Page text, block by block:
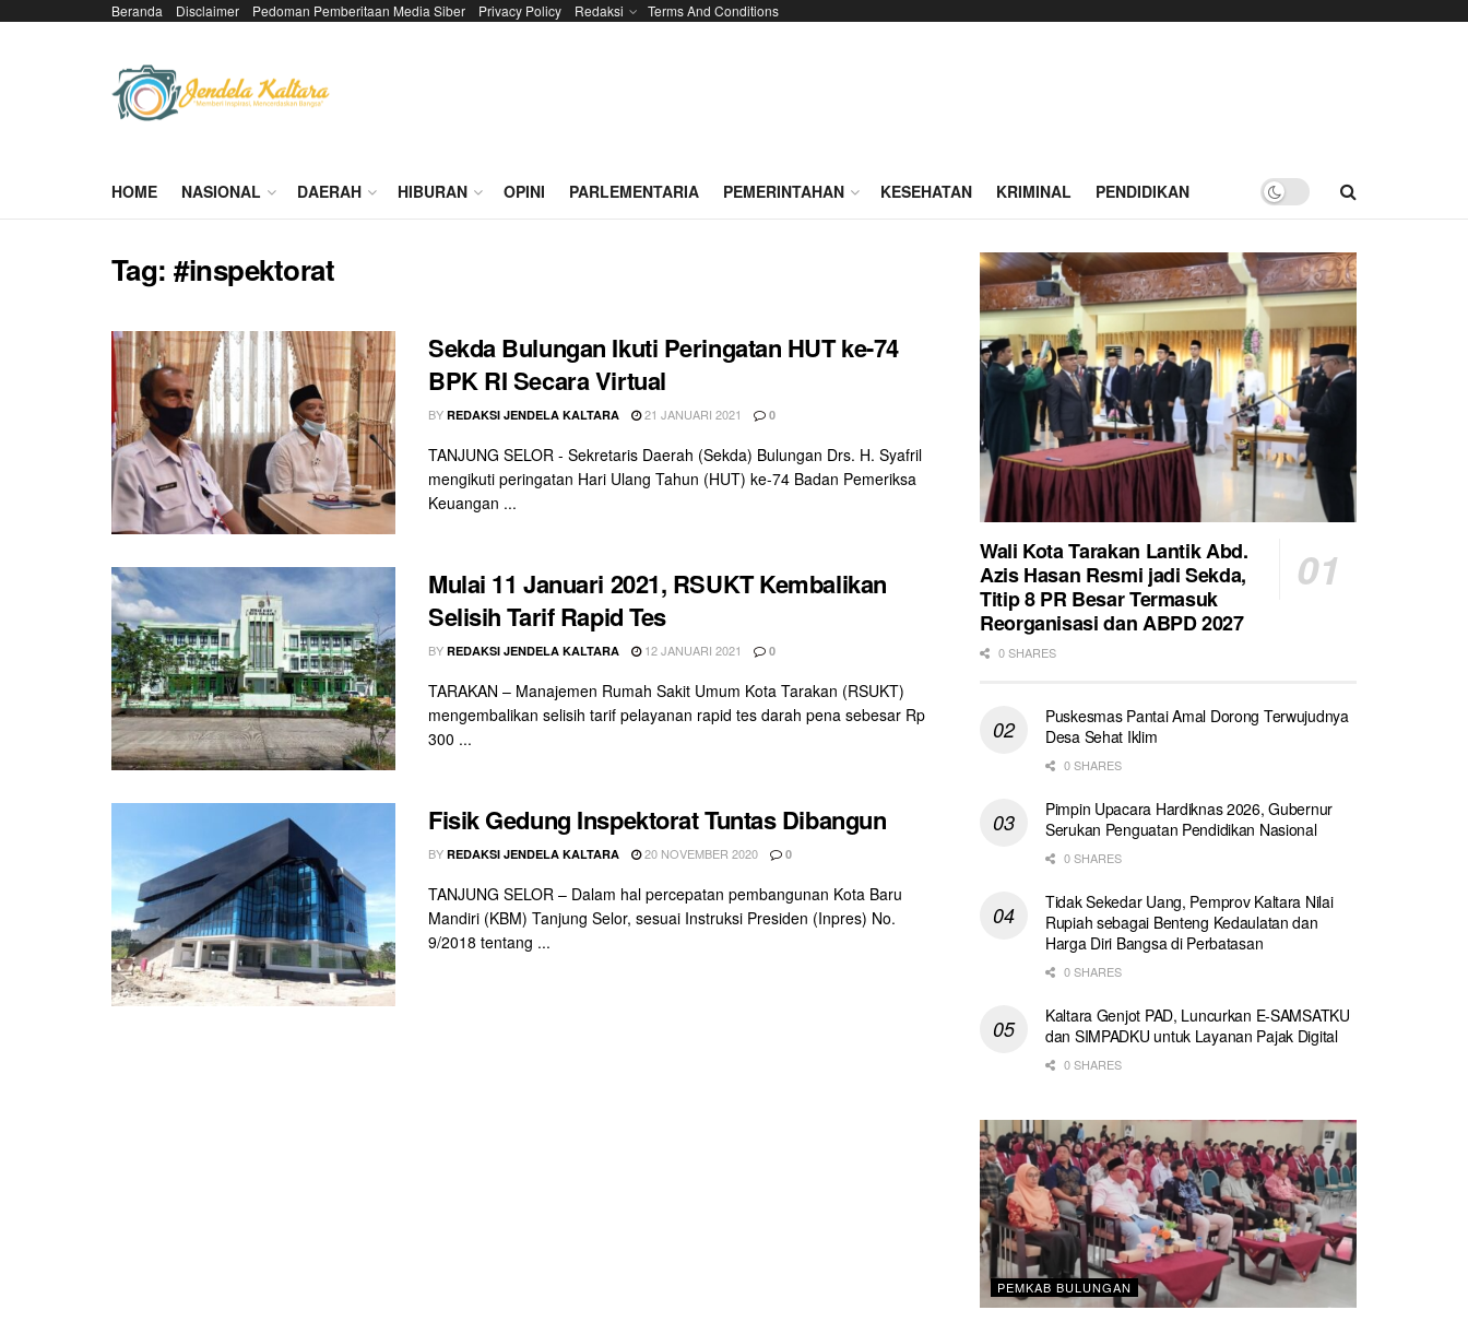
Beranda Disclaimer Pedoman Pemberitaan Media Siber Privacy Policy Redaksi Terms And Conditions
HOME NASIONAL DAERAH HIBURAN OPINI PARLEMENTARIA PEMERINTAHAN KESEHATAN KRIMINAL PENDIDIKAN
Tag:#inspektorat
Sekda Bulungan Ikuti Peringatan HUT ke-74
BPK RI Secara Virtual
BY REDAKSI JENDELA KALTARA 21 JANUARI 2021 0
TANJUNG SELOR - Sekretaris Daerah (Sekda) Bulungan Drs. H. Syafril
mengikuti peringatan Hari Ulang Tahun (HUT) ke-74 Badan Pemeriksa
Keuangan ...
Mulai 11 Januari 2021, RSUKT Kembalikan
Selisih Tarif Rapid Tes
BY REDAKSI JENDELA KALTARA 12 JANUARI 2021 0
TARAKAN – Manajemen Rumah Sakit Umum Kota Tarakan (RSUKT)
mengembalikan selisih tarif pelayanan rapid tes darah pena sebesar Rp
300 ...
Fisik Gedung Inspektorat Tuntas Dibangun
BY REDAKSI JENDELA KALTARA 20 NOVEMBER 2020 0
TANJUNG SELOR – Dalam hal percepatan pembangunan Kota Baru
Mandiri (KBM) Tanjung Selor, sesuai Instruksi Presiden (Inpres) No.
9/2018 tentang ...
Wali Kota Tarakan Lantik Abd.
Azis Hasan Resmi jadi Sekda,
Titip 8 PR Besar Termasuk
Reorganisasi dan ABPD 2027
0 SHARES
Puskesmas Pantai Amal Dorong Terwujudnya
Desa Sehat Iklim
0 SHARES
Pimpin Upacara Hardiknas 2026, Gubernur
Serukan Penguatan Pendidikan Nasional
0 SHARES
Tidak Sekedar Uang, Pemprov Kaltara Nilai
Rupiah sebagai Benteng Kedaulatan dan
Harga Diri Bangsa di Perbatasan
0 SHARES
Kaltara Genjot PAD, Luncurkan E-SAMSATKU
dan SIMPADKU untuk Layanan Pajak Digital
0 SHARES
PEMKAB BULUNGAN